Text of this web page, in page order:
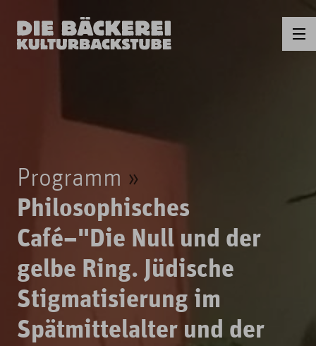
Programm
Philosophisches
Café–"Die Null und der
gelbe Ring. Jüdische
Stigmatisierung im
Spätmittelalter und der